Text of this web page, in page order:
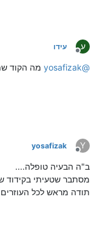
ע
מנותק
עידו
@
yosafizak מה הקוד
Y
מנותק
yosafizak
ב"ה הבעיה טופלה....
מסתבר שטעיתי בקידוד
תודה מראש לכל העוזרים